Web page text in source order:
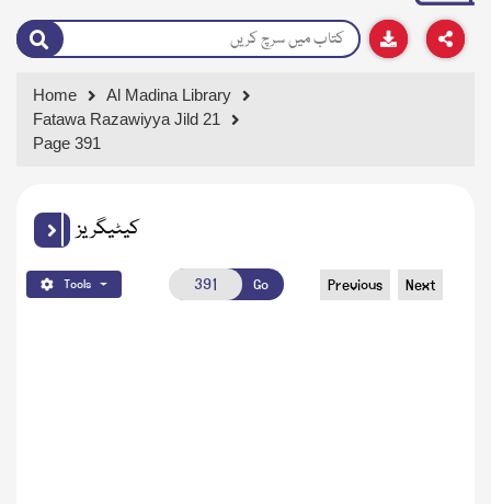
Home
Al Madina Library
Fatawa Razawiyya Jild 21
Page 391
کیٹیگریز
Tools Go Previous Next